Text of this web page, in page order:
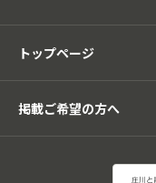
トップページ
掲載ご希望の方へ